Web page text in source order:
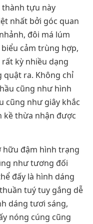
tựu này
nhất bởi góc quan
đôi má lúm
cảm trùng hợp,
kỳ nhiều dạng
ra. Không chỉ
cũng như hình
cũng như giây khắc
kề thừa nhận được
hữu đậm hình trạng
như tương đối
đấy là hình dáng
tuý tuy gắng dễ
dáng tươi sáng,
nóng cúng cũng